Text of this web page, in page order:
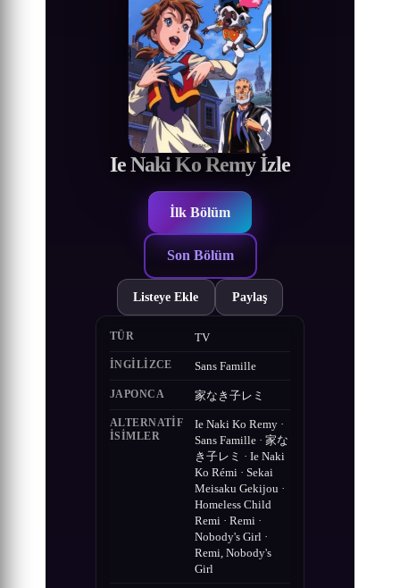
Ie Naki Ko Remy İzle
İlk Bölüm
Son Bölüm
Listeye Ekle Paylaş
TÜR TV
İNGILIZCE Sans Famille
JAPONCA 家なき子レミ
ALTERNATIF
ISIMLER
Ie Naki Ko Remy ·
Sans Famille · 家な
き子レミ · Ie Naki
Ko Rémi · Sekai
Meisaku Gekijou ·
Homeless Child
Remi · Remi ·
Nobody's Girl ·
Remi, Nobody's
Girl